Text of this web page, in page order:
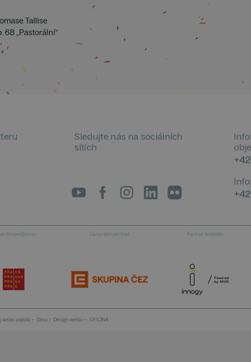
Tallise
68 „Pastorální“
Sledujte nás na sociálních
sítích
podporou Generální partner Partner festivalu
webu zajistili — Devx / Design webu — OFICINA